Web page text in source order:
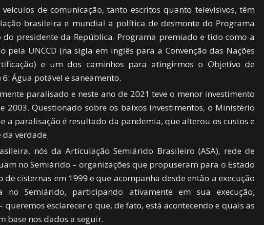
de comunicação, tanto escritos quanto televisivos, têm
brasileira e mundial a política de desmonte do Programa
do presidente da República. Programa premiado e tido como a
UNCCD (na sigla em inglês para a Convenção das Nações
e um dos caminhos para atingirmos o Objetivo de
Água potável e saneamento.
paralisado e neste ano de 2021 teve o menor investimento
2003. Questionado sobre os baixos investimentos, o Ministério
a paralisação é resultado da pandemia, que alterou os custos e
da verdade.
nós da Articulação Semiárido Brasileiro (ASA), rede de
no Semiárido – organizações que propuseram para o Estado
cisternas em 1999 e que acompanha desde então a execução
Semiárido, participando ativamente em sua execução,
esclarecer o que, de fato, está acontecendo e quais as
base nos dados a seguir.